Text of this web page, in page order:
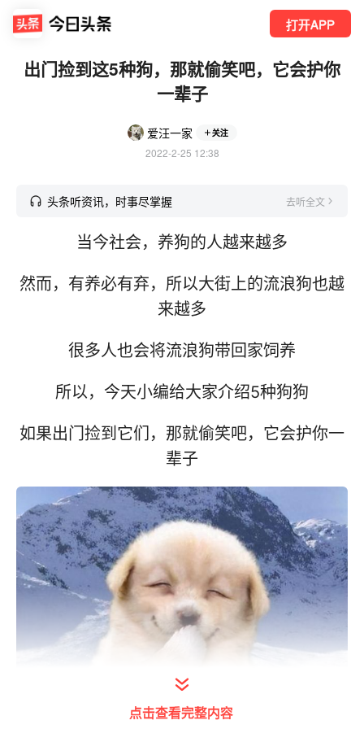
打开APP
出门捡到这5种狗，那就偷笑吧，它会护你
一辈子
爱汪一家 关注
2022-2-25 12:38
头条听资讯，时事尽掌握 去听全文
当今社会，养狗的人越来越多
然而，有养必有弃，所以大街上的流浪狗也越
来越多
很多人也会将流浪狗带回家饲养
所以，今天小编给大家介绍5种狗狗
如果出门捡到它们，那就偷笑吧，它会护你一
辈子
打开今日头条查看图片详情
点击查看完整内容